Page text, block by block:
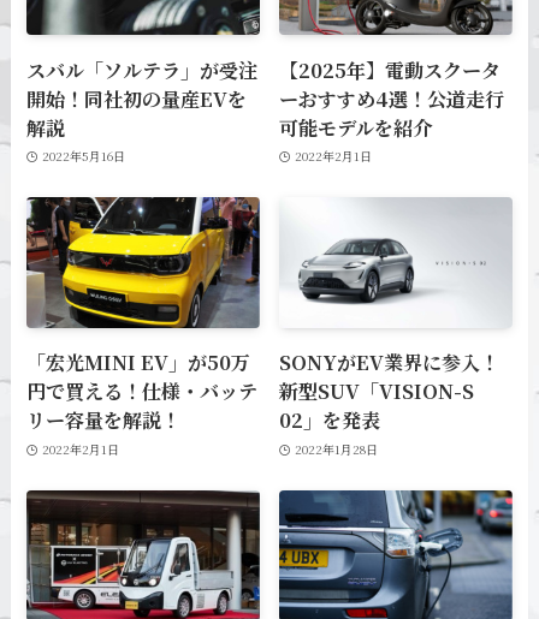
スバル「ソルテラ」が受注
開始！同社初の量産EVを
解説
2022年5月16日
【2025年】電動スクータ
ーおすすめ4選！公道走行
可能モデルを紹介
2022年2月1日
「宏光MINI EV」が50万
円で買える！仕様・バッテ
リー容量を解説！
2022年2月1日
SONYがEV業界に参入！
新型SUV「VISION-S
02」を発表
2022年1月28日